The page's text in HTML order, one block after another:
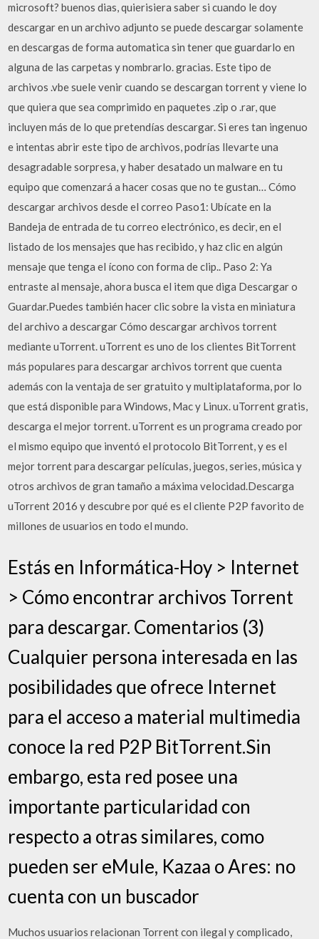
microsoft? buenos dias, quierisiera saber si cuando le doy
descargar en un archivo adjunto se puede descargar solamente
en descargas de forma automatica sin tener que guardarlo en
alguna de las carpetas y nombrarlo. gracias. Este tipo de
archivos .vbe suele venir cuando se descargan torrent y viene lo
que quiera que sea comprimido en paquetes .zip o .rar, que
incluyen más de lo que pretendías descargar. Si eres tan ingenuo
e intentas abrir este tipo de archivos, podrías llevarte una
desagradable sorpresa, y haber desatado un malware en tu
equipo que comenzará a hacer cosas que no te gustan… Cómo
descargar archivos desde el correo Paso1: Ubícate en la
Bandeja de entrada de tu correo electrónico, es decir, en el
listado de los mensajes que has recibido, y haz clic en algún
mensaje que tenga el ícono con forma de clip.. Paso 2: Ya
entraste al mensaje, ahora busca el item que diga Descargar o
Guardar.Puedes también hacer clic sobre la vista en miniatura
del archivo a descargar Cómo descargar archivos torrent
mediante uTorrent. uTorrent es uno de los clientes BitTorrent
más populares para descargar archivos torrent que cuenta
además con la ventaja de ser gratuito y multiplataforma, por lo
que está disponible para Windows, Mac y Linux. uTorrent gratis,
descarga el mejor torrent. uTorrent es un programa creado por
el mismo equipo que inventó el protocolo BitTorrent, y es el
mejor torrent para descargar películas, juegos, series, música y
otros archivos de gran tamaño a máxima velocidad.Descarga
uTorrent 2016 y descubre por qué es el cliente P2P favorito de
millones de usuarios en todo el mundo.
Estás en Informática-Hoy > Internet
> Cómo encontrar archivos Torrent
para descargar. Comentarios (3)
Cualquier persona interesada en las
posibilidades que ofrece Internet
para el acceso a material multimedia
conoce la red P2P BitTorrent.Sin
embargo, esta red posee una
importante particularidad con
respecto a otras similares, como
pueden ser eMule, Kazaa o Ares: no
cuenta con un buscador
Muchos usuarios relacionan Torrent con ilegal y complicado,